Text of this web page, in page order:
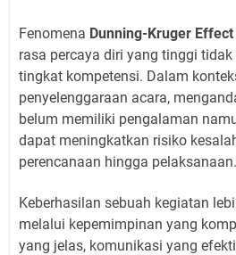
Fenomena Dunning-Kruger Effect
rasa percaya diri yang tinggi
tingkat kompetensi. Dalam
penyelenggaraan acara,
belum memiliki pengalaman
dapat meningkatkan risiko
perencanaan hingga pelaksanaan.
Keberhasilan sebuah kegiatan
melalui kepemimpinan yang
yang jelas, komunikasi yang